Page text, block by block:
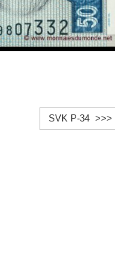
SVK P-34 >>>